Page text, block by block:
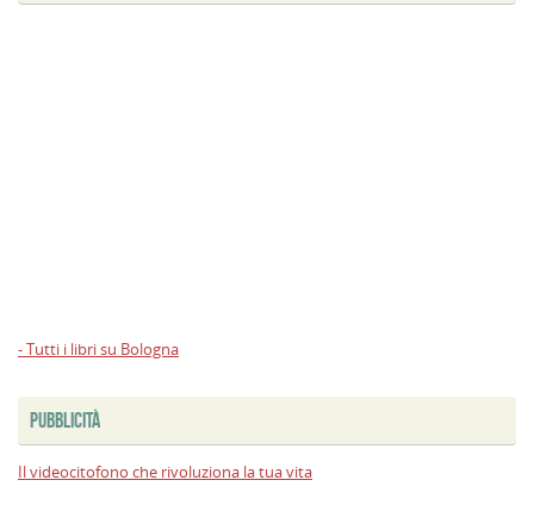
- Tutti i libri su Bologna
PUBBLICITÀ
Il videocitofono che rivoluziona la tua vita